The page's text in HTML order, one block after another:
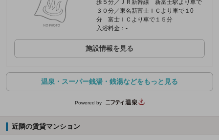
歩５分／ＪＲ新幹線 新富士駅より車で
３０分／東名新富士ＩＣより車で１0
分 富士ＩＣより車で１５分
入浴料金：-
施設情報を見る
温泉・スーパー銭湯・銭湯などをもっと見る
Powered by
近隣の賃貸マンション